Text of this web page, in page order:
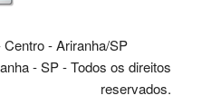
- Ariranha/SP
- SP - Todos os direitos
reservados.